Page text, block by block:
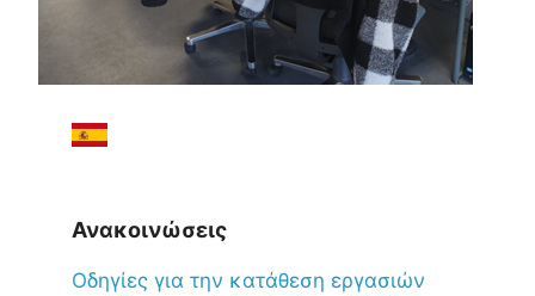
Ανακοινώσεις
Oδηγίες για την κατάθεση εργασιών